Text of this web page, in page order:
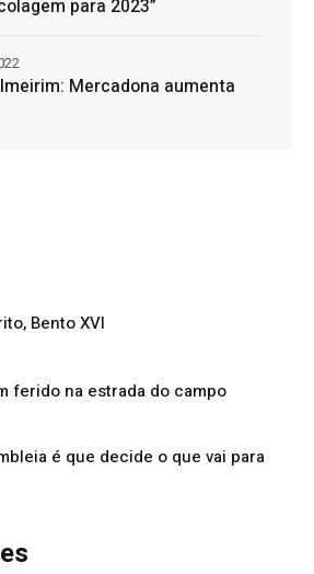
para 2023”
Mercadona aumenta
Bento XVI
ferido na estrada do campo
é que decide o que vai para